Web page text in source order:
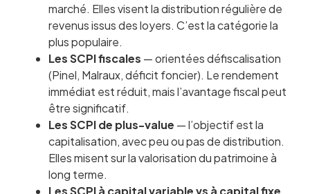
marché. Elles visent la distribution régulière de
revenus issus des loyers. C’est la catégorie la
plus populaire.
Les SCPI fiscales — orientées défiscalisation
(Pinel, Malraux, déficit foncier). Le rendement
immédiat est réduit, mais l’avantage fiscal peut
être significatif.
Les SCPI de plus-value — l’objectif est la
capitalisation, avec peu ou pas de distribution.
Elles misent sur la valorisation du patrimoine à
long terme.
Les SCPI à capital variable vs à capital fixe